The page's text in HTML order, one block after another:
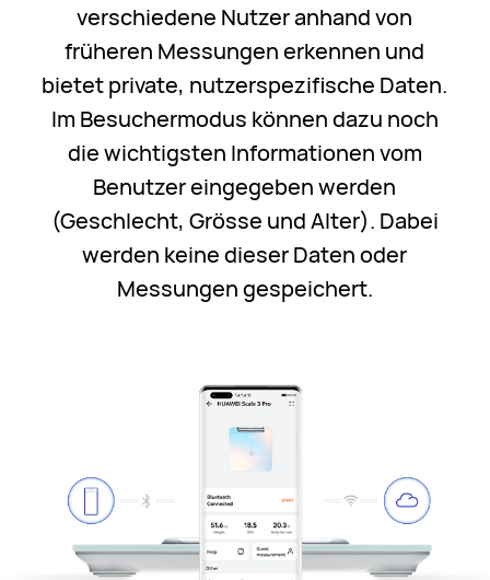
verschiedene Nutzer anhand von
früheren Messungen erkennen und
bietet private, nutzerspezifische Daten.
Im Besuchermodus können dazu noch
die wichtigsten Informationen vom
Benutzer eingegeben werden
(Geschlecht, Grösse und Alter). Dabei
werden keine dieser Daten oder
Messungen gespeichert.